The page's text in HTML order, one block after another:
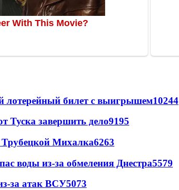
лотерейный билет с выигрышем10244
Туска завершить дело9195
Трубецкой Михалка6263
воды из-за обмеления Днестра5579
за атак ВСУ5073